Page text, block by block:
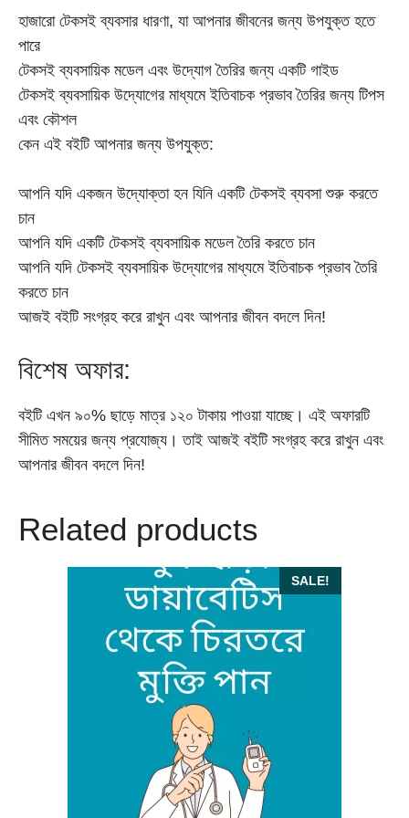
হাজারো টেকসই ব্যবসার ধারণা, যা আপনার জীবনের জন্য উপযুক্ত হতে
পারে
টেকসই ব্যবসায়িক মডেল এবং উদ্যোগ তৈরির জন্য একটি গাইড
টেকসই ব্যবসায়িক উদ্যোগের মাধ্যমে ইতিবাচক প্রভাব তৈরির জন্য টিপস
এবং কৌশল
কেন এই বইটি আপনার জন্য উপযুক্ত:
আপনি যদি একজন উদ্যোক্তা হন যিনি একটি টেকসই ব্যবসা শুরু করতে
চান
আপনি যদি একটি টেকসই ব্যবসায়িক মডেল তৈরি করতে চান
আপনি যদি টেকসই ব্যবসায়িক উদ্যোগের মাধ্যমে ইতিবাচক প্রভাব তৈরি
করতে চান
আজই বইটি সংগ্রহ করে রাখুন এবং আপনার জীবন বদলে দিন!
বিশেষ অফার:
বইটি এখন ৯০% ছাড়ে মাত্র ১২০ টাকায় পাওয়া যাচ্ছে। এই অফারটি
সীমিত সময়ের জন্য প্রযোজ্য। তাই আজই বইটি সংগ্রহ করে রাখুন এবং
আপনার জীবন বদলে দিন!
Related products
SALE!